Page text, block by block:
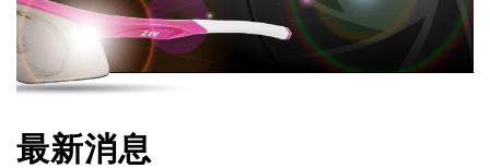
最新消息